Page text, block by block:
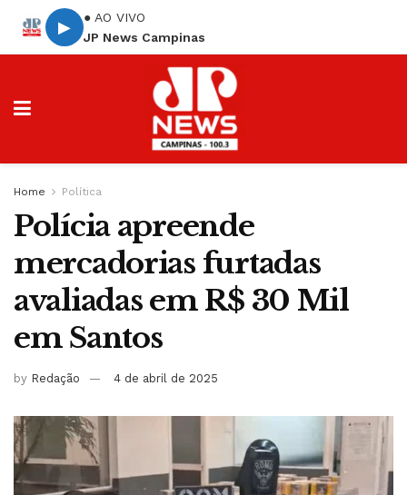
▶
● AO VIVO
JP News Campinas
Home Política
Polícia apreende
mercadorias furtadas
avaliadas em R$ 30 Mil
em Santos
by Redação 4 de abril de 2025